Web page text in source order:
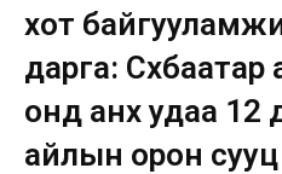
хот
дарга:
онд анх удаа 12
айлын орон